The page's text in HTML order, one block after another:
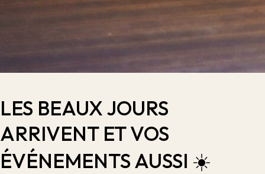
LES BEAUX JOURS
ARRIVENT ET VOS
ÉVÉNEMENTS AUSSI ☀️